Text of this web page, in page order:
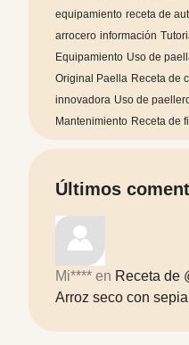
equipamiento receta de
arrocero información
Equipamiento Uso de
Original Paella Receta de
innovadora Uso de
Mantenimiento Receta de
Últimos
Mi**** en Receta de
Arroz seco con sepia